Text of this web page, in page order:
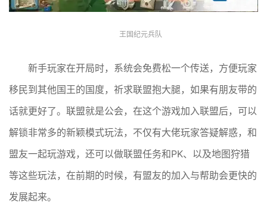
王国纪元兵队
新手玩家在开局时，系统会免费松一个传送，方便玩家
移民到其他国王的国度，祈求联盟抱大腿，如果有朋友带的
话就更好了。联盟就是公会，在这个游戏加入联盟后，可以
解锁非常多的新颖模式玩法，不仅有大佬玩家答疑解惑，和
盟友一起玩游戏，还可以做联盟任务和PK、以及地图狩猎
等这些玩法，在前期的时候，有盟友的加入与帮助会更快的
发展起来。